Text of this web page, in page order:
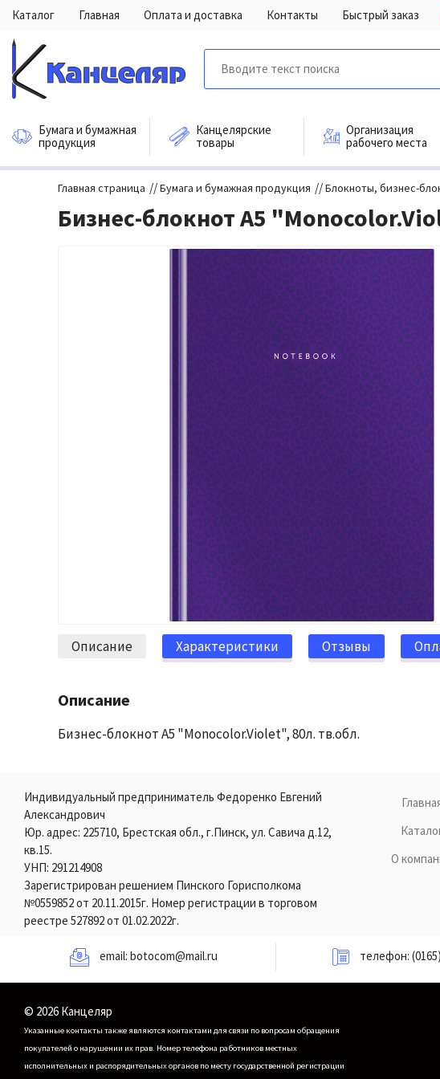
Каталог Главная Оплата и доставка Контакты Быстрый заказ
Бумага и бумажная
продукция
Канцелярские
товары
Организация
рабочего места
Главная страница //Бумага и бумажная продукция //Блокноты, бизнес-
Бизнес-блокнот А5
Описание Характеристики Отзывы
Описание
Бизнес-блокнот А5 "Monocolor.Violet", 80л. тв.обл.
Индивидуальный предприниматель Федоренко Евгений
Александрович
Юр. адрес: 225710, Брестская обл., г.Пинск, ул. Савича д.12,
кв.15.
УНП: 291214908
Зарегистрирован решением Пинского Горисполкома
№0559852 от 20.11.2015г. Номер регистрации в торговом
реестре 527892 от 01.02.2022г.
О
email: botocom@mail.ru телефон:
© 2026 Канцеляр
Указанные контакты также являются контактами для связи по вопросам обращения
покупателей о нарушении их прав. Номер телефона работников местных
исполнительных и распорядительных органов по месту государственной регистрации